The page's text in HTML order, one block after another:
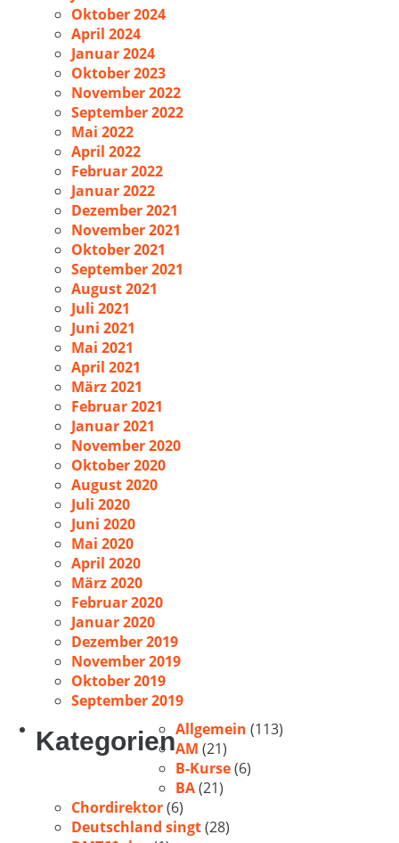
Oktober 2024
April 2024
Januar 2024
Oktober 2023
November 2022
September 2022
Mai 2022
April 2022
Februar 2022
Januar 2022
Dezember 2021
November 2021
Oktober 2021
September 2021
August 2021
Juli 2021
Juni 2021
Mai 2021
April 2021
März 2021
Februar 2021
Januar 2021
November 2020
Oktober 2020
August 2020
Juli 2020
Juni 2020
Mai 2020
April 2020
März 2020
Februar 2020
Januar 2020
Dezember 2019
November 2019
Oktober 2019
September 2019
KategorienAllgemein (113)
AM (21)
B-Kurse(6)
BA(21)
Chordirektor(6)
Deutschland singt(28)